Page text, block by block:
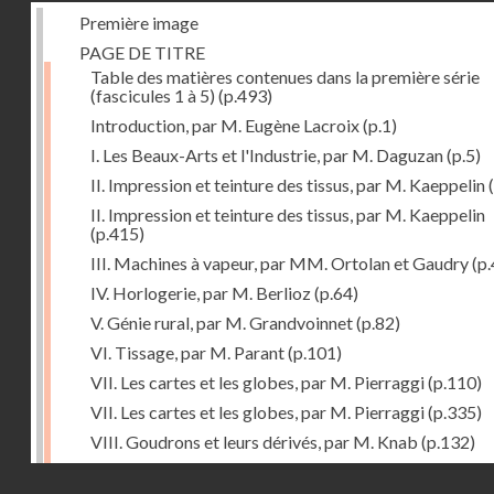
Première image
PAGE DE TITRE
Table des matières contenues dans la première série
(fascicules 1 à 5) (p.493)
Introduction, par M. Eugène Lacroix(p.1)
I. Les Beaux-Arts et l'Industrie, par M. Daguzan(p.5)
II. Impression et teinture des tissus, par M. Kaeppelin
II. Impression et teinture des tissus, par M. Kaeppelin
(p.415)
III. Machines à vapeur, par MM. Ortolan et Gaudry
IV. Horlogerie, par M. Berlioz(p.64)
V. Génie rural, par M. Grandvoinnet(p.82)
VI. Tissage, par M. Parant(p.101)
VII. Les cartes et les globes, par M. Pierraggi(p.110)
VII. Les cartes et les globes, par M. Pierraggi(p.335)
VIII. Goudrons et leurs dérivés, par M. Knab (p.132)